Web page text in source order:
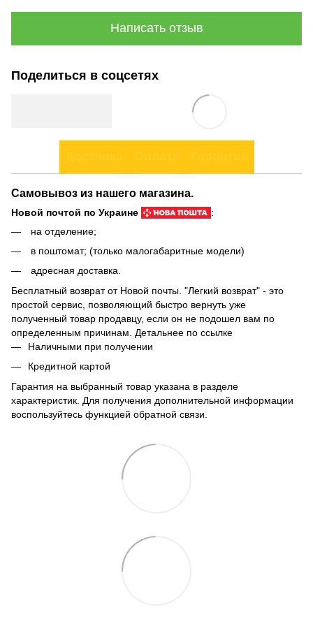
Написать отзыв
Поделиться в соцсетях
Самовывоз из нашего магазина.
Новой почтой по Украине
:
на отделение;
в поштомат; (только малогабаритные модели)
адресная доставка.
Бесплатный возврат от Новой почты. "Легкий возврат" - это
простой сервис, позволяющий быстро вернуть уже
полученный товар продавцу, если он не подошел вам по
определенным причинам. Детальнее по ссылке
Наличными при получении
Кредитной картой
Гарантия на выбранный товар указана в разделе
характеристик. Для получения дополнительной информации
воспользуйтесь функцией обратной связи.